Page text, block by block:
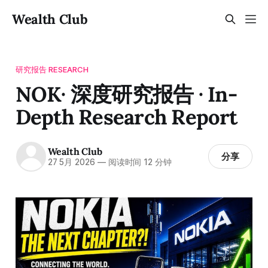
Wealth Club
研究报告 RESEARCH
NOK· 深度研究报告 · In-
Depth Research Report
Wealth Club
27 5月 2026 —阅读时间 12 分钟 分享